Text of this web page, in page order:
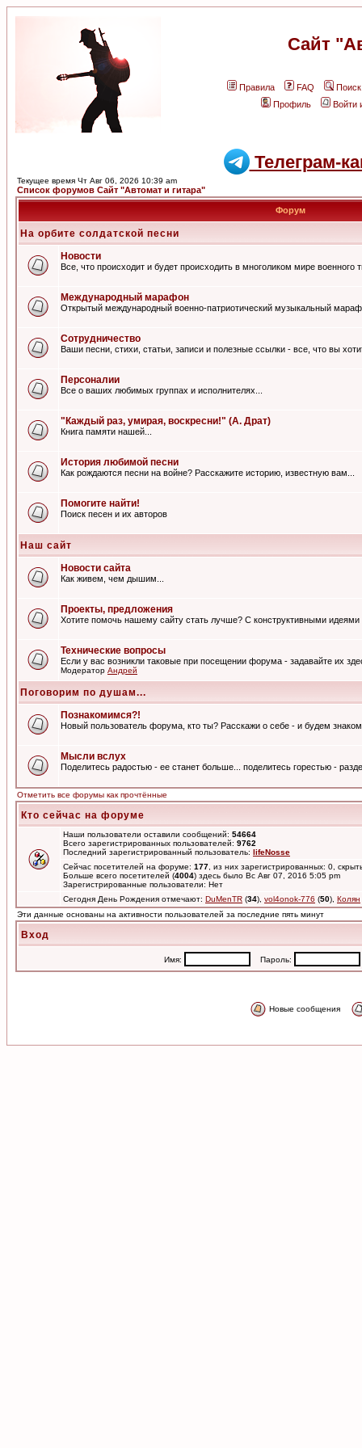
Сайт
Правила FAQ
Поиск
Профиль
Войти
Телеграм-
Текущее время Чт Авг 06, 2026 10:39 am
Список форумов Сайт "Автомат и гитара"
Форум
На орбите солдатской песни
Новости
Все, что происходит и будет происходить в многоликом мире военного
Международный марафон
Открытый международный военно-патриотический музыкальный
Сотрудничество
Ваши песни, стихи, статьи, записи и полезные ссылки - все, что вы
Персоналии
Все о ваших любимых группах и исполнителях...
"Каждый раз, умирая, воскресни!" (А. Драт)
Книга памяти нашей...
История любимой песни
Как рождаются песни на войне? Расскажите историю, известную вам...
Помогите найти!
Поиск песен и их авторов
Наш сайт
Новости сайта
Как живем, чем дышим...
Проекты, предложения
Хотите помочь нашему сайту стать лучше? С конструктивными
Технические вопросы
Если у вас возникли таковые при посещении форума - задавайте их
Модератор Андрей
Поговорим по душам...
Познакомимся?!
Новый пользователь форума, кто ты? Расскажи о себе - и будем
Мысли вслух
Поделитесь радостью - ее станет больше... поделитесь горестью -
Отметить все форумы как прочтённые
Кто сейчас на форуме
Наши пользователи оставили сообщений: 54664
Всего зарегистрированных пользователей: 9762
Последний зарегистрированный пользователь: lifeNosse
Сейчас посетителей на форуме: 177 , из них зарегистрированных: 0,
Больше всего посетителей (4004) здесь было Вс Авг 07, 2016 5:05 pm
Зарегистрированные пользователи: Нет
Сегодня День Рождения отмечают: DuMenTR (34), vol4onok-776 (50), Колян
Эти данные основаны на активности пользователей за последние пять минут
Вход
Имя: Пароль:
Новые сообщения